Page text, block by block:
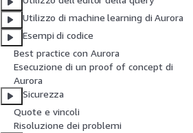
Utilizzo di machine learning di Aurora
Esempi di codice
Best practice con Aurora
Esecuzione di un proof of concept di
Aurora
Sicurezza
Quote e vincoli
Risoluzione dei problemi